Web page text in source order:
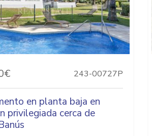
243-00727P
en planta baja en
privilegiada cerca de